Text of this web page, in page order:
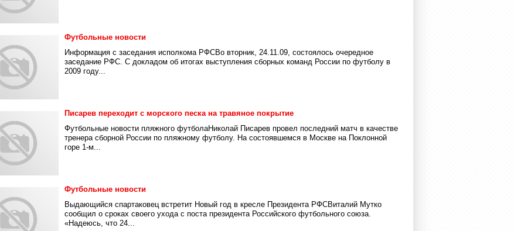
Футбольные новости
Информация с заседания исполкома РФСВо вторник, 24.11.09, состоялось очередное
заседание РФС. С докладом об итогах выступления сборных команд России по футболу в
2009 году...
Писарев переходит с морского песка на травяное покрытие
Футбольные новости пляжного футболаНиколай Писарев провел последний матч в качестве
тренера сборной России по пляжному футболу. На состоявшемся в Москве на Поклонной
горе 1-м...
Футбольные новости
Выдающийся спартаковец встретит Новый год в кресле Президента РФСВиталий Мутко
сообщил о сроках своего ухода с поста президента Российского футбольного союза.
«Надеюсь, что 24...